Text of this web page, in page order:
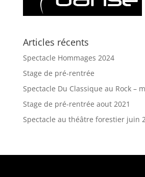
Articles récents
Spectacle Hommages 2024
Stage de pré-rentrée
Spectacle Du Classique au Rock –
Stage de pré-rentrée aout 2021
Spectacle au théâtre forestier juin